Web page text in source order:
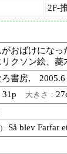
2F-
おばけになっ
クソン絵、菱
書房, 2005.6
31p 大きさ：
: Så blev Farfar